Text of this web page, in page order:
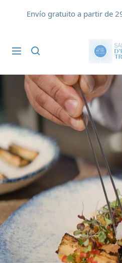
Envío gratuito a partir de
Navigación
Flor
de
d'Es
Trenc